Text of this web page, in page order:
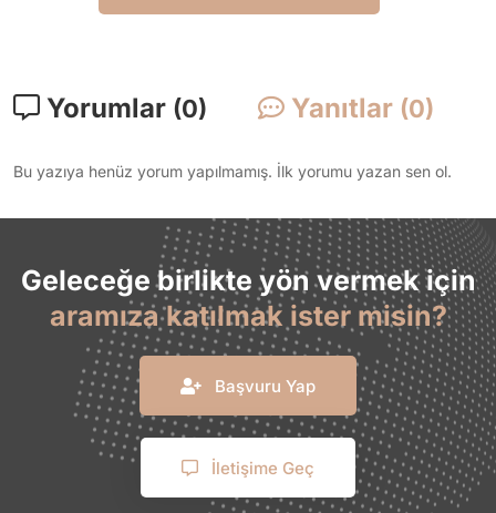
Yorumlar (0) Yanıtlar (0)
Bu yazıya henüz yorum yapılmamış. İlk yorumu yazan sen ol.
Geleceğe birlikte yön vermek için
aramıza katılmak ister misin?
Başvuru Yap
İletişime Geç